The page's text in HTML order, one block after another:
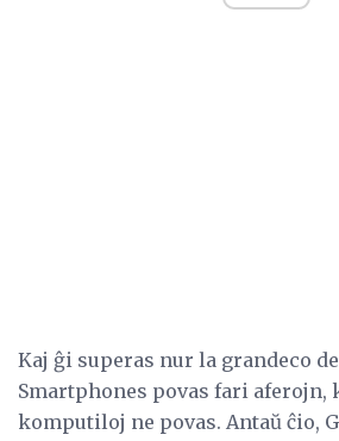
Kaj ĝi superas nur la grandeco
Smartphones povas fari aferojn,
komputiloj ne povas. Antaŭ ĉio,